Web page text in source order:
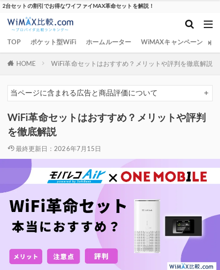
2台セットの割引でお得なワイファイMAX革命セットを解説！
TOP ポケット型WiFi ホームルーター WiMAXキャンペーン
HOME WiFi革命セットはおすすめ？メリットや評判を徹底解説
当ページに含まれる広告と商品評価について
WiFi革命セットはおすすめ？メリットや評判
を徹底解説
最終更新日：2026年7月15日